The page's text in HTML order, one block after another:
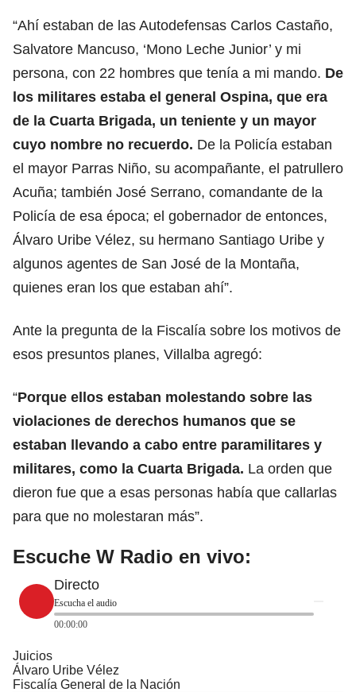
“Ahí estaban de las Autodefensas Carlos Castaño,
Salvatore Mancuso, ‘Mono Leche Junior’ y mi
persona, con 22 hombres que tenía a mi mando. De
los militares estaba el general Ospina, que era
de la Cuarta Brigada, un teniente y un mayor
cuyo nombre no recuerdo. De la Policía estaban
el mayor Parras Niño, su acompañante, el patrullero
Acuña; también José Serrano, comandante de la
Policía de esa época; el gobernador de entonces,
Álvaro Uribe Vélez, su hermano Santiago Uribe y
algunos agentes de San José de la Montaña,
quienes eran los que estaban ahí”.
Ante la pregunta de la Fiscalía sobre los motivos de
esos presuntos planes, Villalba agregó:
“Porque ellos estaban molestando sobre las
violaciones de derechos humanos que se
estaban llevando a cabo entre paramilitares y
militares, como la Cuarta Brigada. La orden que
dieron fue que a esas personas había que callarlas
para que no molestaran más”.
Escuche W Radio en vivo:
Directo
Escucha el audio
00:00:00
Juicios
Álvaro Uribe Vélez
Fiscalía General de la Nación